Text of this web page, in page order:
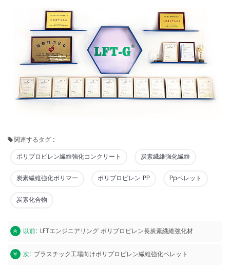
関連するタグ :
ポリプロピレン繊維強化コンクリート
炭素繊維強化繊維
炭素繊維強化ポリマー ポリプロピレン PP Ppペレット
炭素化合物
以前: LFTエンジニアリング ポリプロピレン長炭素繊維強化材
次: プラスチック工場向けポリプロピレン繊維強化ペレット